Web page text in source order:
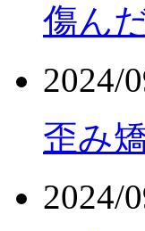
傷ん
2024/
歪み
2024/